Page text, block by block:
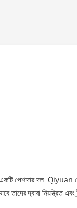
একটি পেশাদার দল,
তাদের দ্বারা নিয়ন্ত্রিত এবং